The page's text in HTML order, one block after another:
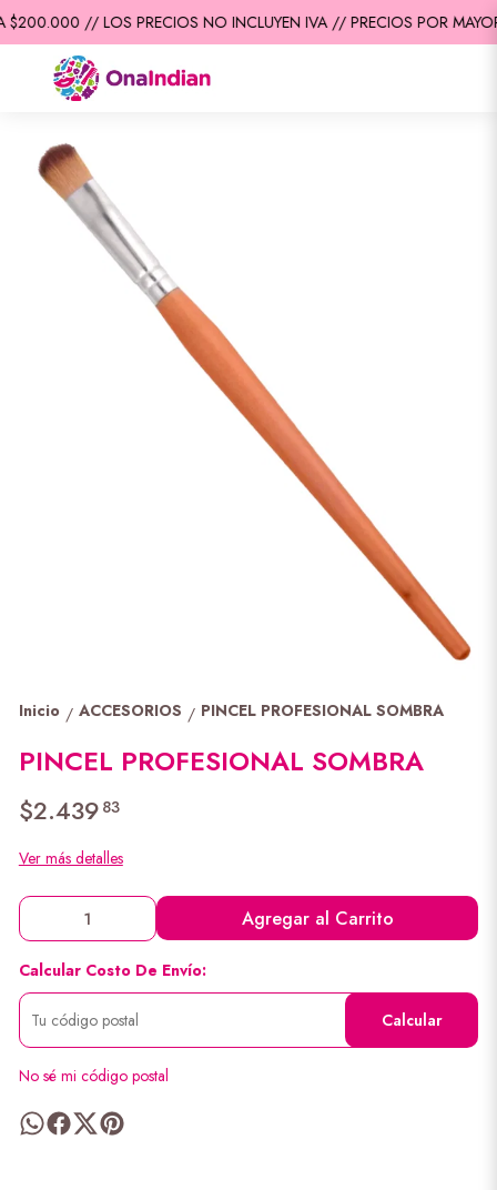
// LOS PRECIOS NO INCLUYEN IVA // PRECIOS POR
Inicio / ACCESORIOS / PINCEL PROFESIONAL SOMBRA
PINCEL PROFESIONAL SOMBRA
$2.439 83
Ver más detalles
Agregar al Carrito
Calcular Costo De Envío:
Calcular
No sé mi código postal